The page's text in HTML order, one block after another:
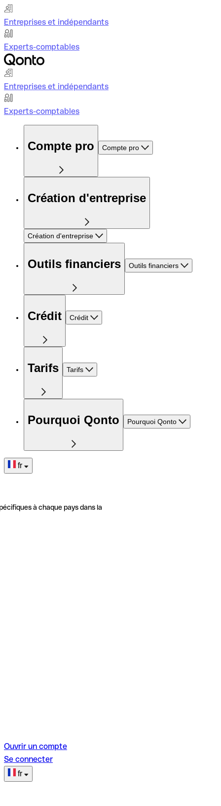
Entreprises et indépendants
Experts-comptables
Entreprises et indépendants
Experts-comptables
Compte pro Compte pro
Création d'entreprise
Création d'entreprise
Outils financiers Outils financiers
Crédit Crédit
Tarifs Tarifs
Pourquoi Qonto Pourquoi Qonto
fr
à chaque pays dans la
Ouvrir un compte
Se connecter
fr